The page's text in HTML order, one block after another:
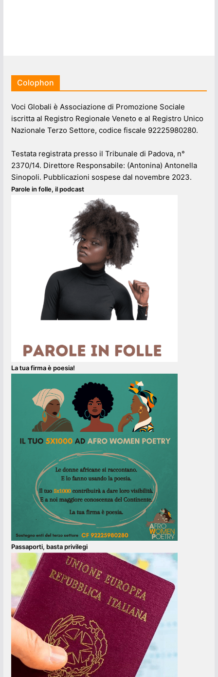
Colophon
Voci Globali è Associazione di Promozione Sociale
iscritta al Registro Regionale Veneto e al Registro Unico
Nazionale Terzo Settore, codice fiscale 92225980280.
Testata registrata presso il Tribunale di Padova, n°
2370/14. Direttore Responsabile: (Antonina) Antonella
Sinopoli. Pubblicazioni sospese dal novembre 2023.
Parole in folle, il podcast
La tua firma è poesia!
Passaporti, basta privilegi